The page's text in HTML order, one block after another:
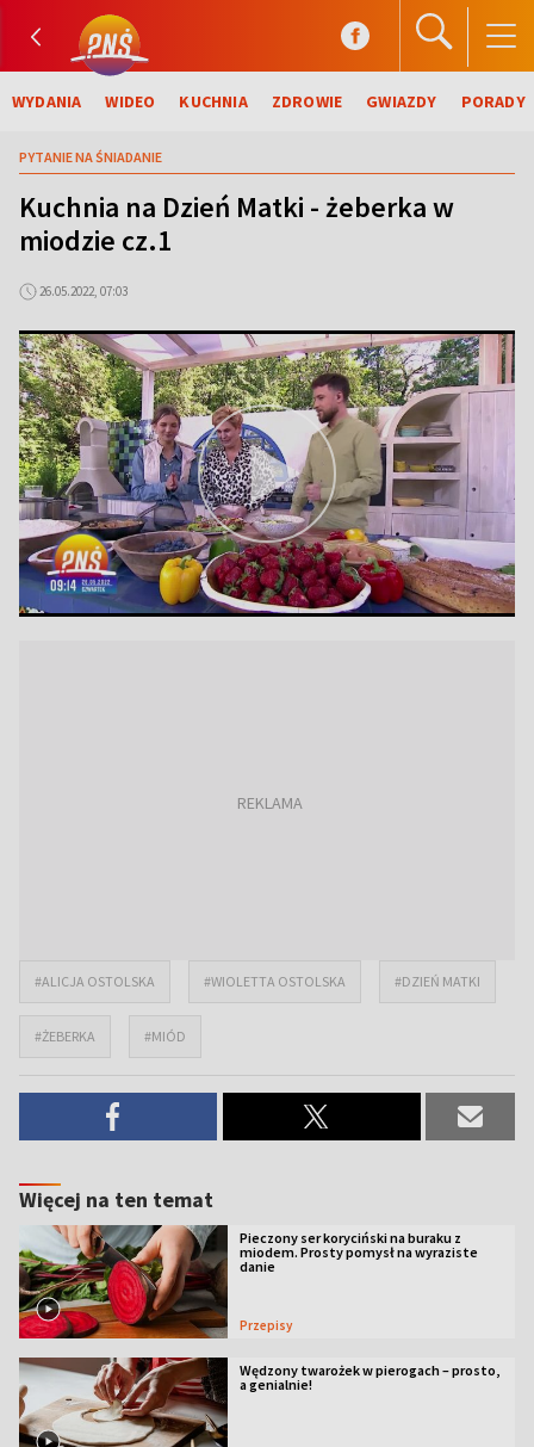
WYDANIA WIDEO KUCHNIA ZDROWIE GWIAZDY PORADY
PYTANIE NA ŚNIADANIE
Kuchnia na Dzień Matki - żeberka w
miodzie cz.1
26.05.2022, 07:03
#ALICJA OSTOLSKA #WIOLETTA OSTOLSKA #DZIEŃ MATKI
#ŻEBERKA #MIÓD
Więcej na ten temat
Pieczony ser koryciński na buraku z
miodem. Prosty pomysł na wyraziste
danie
Przepisy
Wędzony twarożek w pierogach – prosto,
a genialnie!